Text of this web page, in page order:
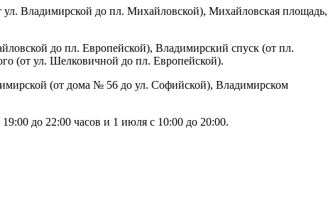
Владимирской до пл. Михайловской), Михайловская площадь,
до пл. Европейской), Владимирский спуск (от пл.
(от ул. Шелковичной до пл. Европейской).
(от дома № 56 до ул. Софийской), Владимирском
до 22:00 часов и 1 июля с 10:00 до 20:00.